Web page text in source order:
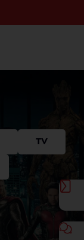
TV